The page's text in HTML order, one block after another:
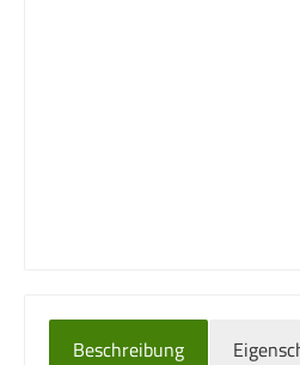
Beschreibung